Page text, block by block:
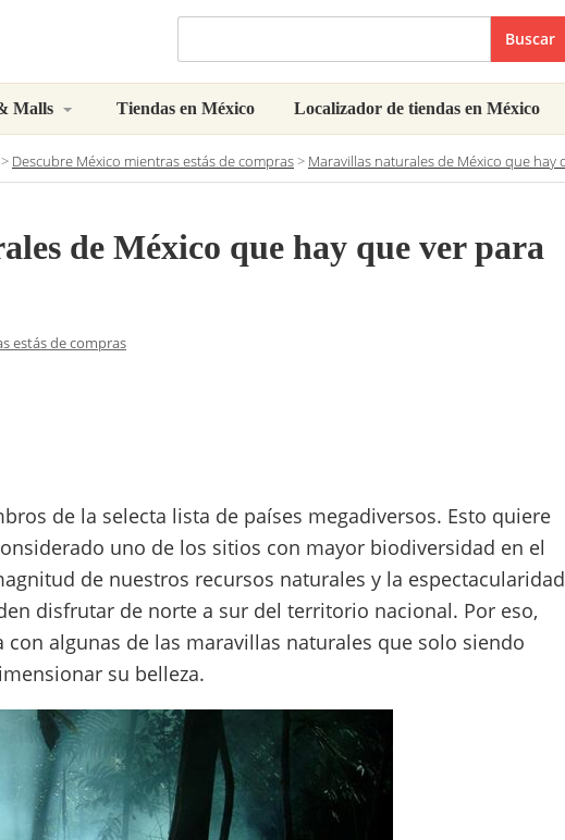
Buscar
Malls Tiendas en México Localizador de tiendas en México
> Descubre México mientras estás de compras> Maravillas naturales de México que hay
de México que hay que ver para
estás de compras
de la selecta lista de países megadiversos. Esto quiere
uno de los sitios con mayor biodiversidad en el
de nuestros recursos naturales y la espectacularidad
disfrutar de norte a sur del territorio nacional. Por eso,
algunas de las maravillas naturales que solo siendo
su belleza.